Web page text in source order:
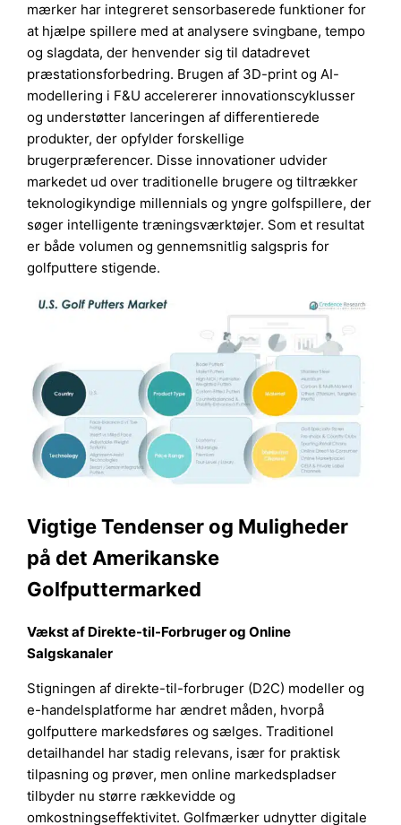
mærker har integreret sensorbaserede funktioner for
at hjælpe spillere med at analysere svingbane, tempo
og slagdata, der henvender sig til datadrevet
præstationsforbedring. Brugen af 3D-print og AI-
modellering i F&U accelererer innovationscyklusser
og understøtter lanceringen af differentierede
produkter, der opfylder forskellige
brugerpræferencer. Disse innovationer udvider
markedet ud over traditionelle brugere og tiltrækker
teknologikyndige millennials og yngre golfspillere, der
søger intelligente træningsværktøjer. Som et resultat
er både volumen og gennemsnitlig salgspris for
golfputtere stigende.
Vigtige Tendenser og Muligheder
på det Amerikanske
Golfputtermarked
Vækst af Direkte-til-Forbruger og Online
Salgskanaler
Stigningen af direkte-til-forbruger (D2C) modeller og
e-handelsplatforme har ændret måden, hvorpå
golfputtere markedsføres og sælges. Traditionel
detailhandel har stadig relevans, især for praktisk
tilpasning og prøver, men online markedspladser
tilbyder nu større rækkevidde og
omkostningseffektivitet. Golfmærker udnytter digitale